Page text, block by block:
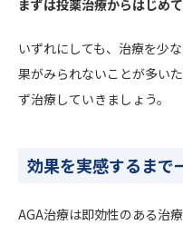
まずは投薬治療からはじめ
いずれにしても、治療を少
果がみられないことが多い
ず治療していきましょう。
効果を実感するまで
AGA治療は即効性のある治